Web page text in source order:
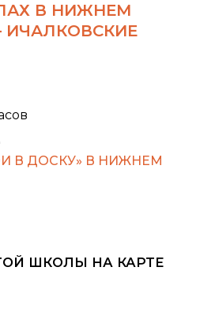
В НИЖНЕМ
ИЧАЛКОВСКИЕ
В ДОСКУ» В НИЖНЕМ
ШКОЛЫ НА КАРТЕ